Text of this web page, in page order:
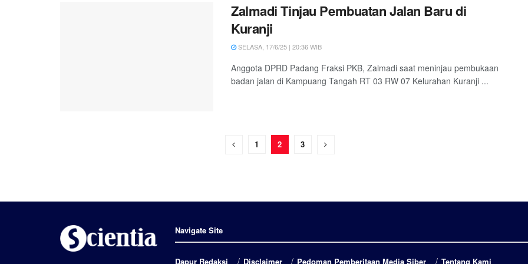
Zalmadi Tinjau Pembuatan Jalan Baru di
Kuranji
SELASA, 17/6/25 | 20:36 WIB
Anggota DPRD Padang Fraksi PKB, Zalmadi saat meninjau pembukaan
badan jalan di Kampuang Tangah RT 03 RW 07 Kelurahan Kuranji ...
1 2 3
Navigate Site
Dapur Redaksi Disclaimer Pedoman Pemberitaan Media Siber Tentang Kami